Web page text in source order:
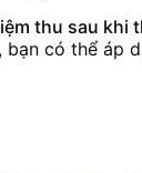
thu sau khi
có thể